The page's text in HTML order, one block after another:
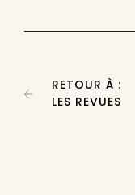
RETOUR À :
LES REVUES